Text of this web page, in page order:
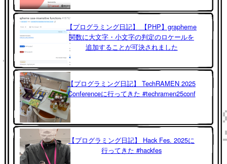
【プログラミング日記】 【PHP】grapheme
関数に大文字・小文字の判定のロケールを
追加することが可決されました
【プログラミング日記】 TechRAMEN 2025
Conferenceに行ってきた #techramen25conf
【プログラミング日記】 Hack Fes. 2025に
行ってきた #hackfes